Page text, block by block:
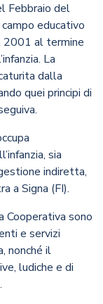
Febbraio del
educativo
2001 al termine
La
dalla
quei principi di
sia
indiretta,
a Signa (FI).
sono
e servizi
nonché il
ludiche e di